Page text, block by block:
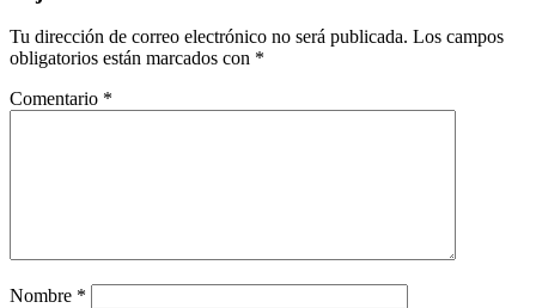
Tu dirección de correo electrónico no será publicada. Los campos
obligatorios están marcados con *
Comentario *
Nombre *